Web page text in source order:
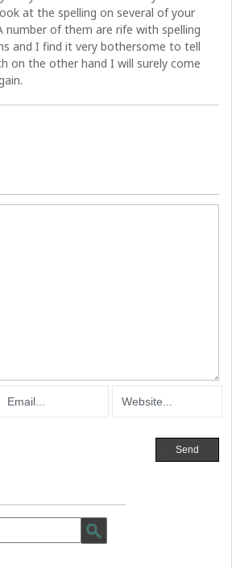
at the spelling on several of your
number of them are rife with spelling
and I find it very bothersome to tell
on the other hand I will surely come